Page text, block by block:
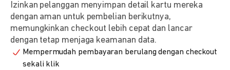
Izinkan pelanggan menyimpan detail kartu mereka
dengan aman untuk pembelian berikutnya,
memungkinkan checkout lebih cepat dan lancar
dengan tetap menjaga keamanan data.
Mempermudah pembayaran berulang dengan checkout
sekali klik